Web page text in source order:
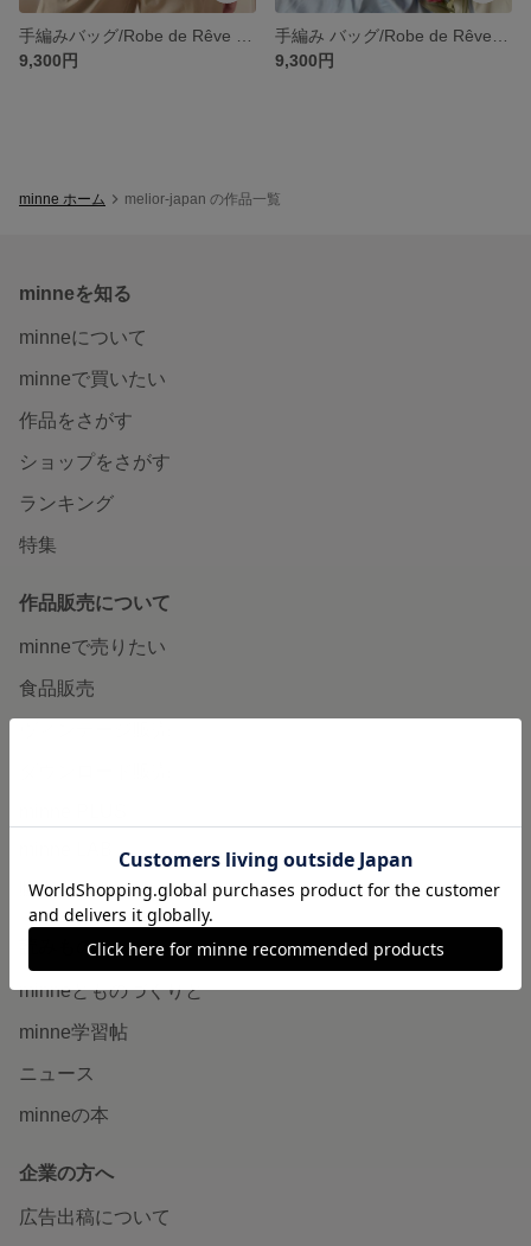
9,300円
9,300円
minne ホーム melior-japan の作品一覧
minneを知る
minneについて
minneで買いたい
作品をさがす
ショップをさがす
ランキング
特集
作品販売について
minneで売りたい
食品販売
販売支援企画・イベント
読みもの
minneとものづくりと
minne学習帖
ニュース
minneの本
企業の方へ
広告出稿について